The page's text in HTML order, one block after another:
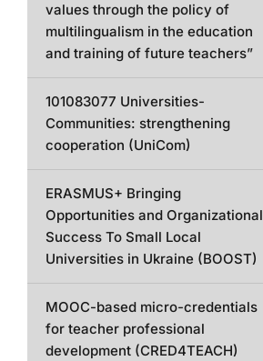
values through the policy of
multilingualism in the education
and training of future teachers”
101083077 Universities-
Communities: strengthening
cooperation (UniCom)
ERASMUS+ Bringing
Opportunities and Organizational
Success To Small Local
Universities in Ukraine (BOOST)
MOOC-based micro-credentials
for teacher professional
development (CRED4TEACH)